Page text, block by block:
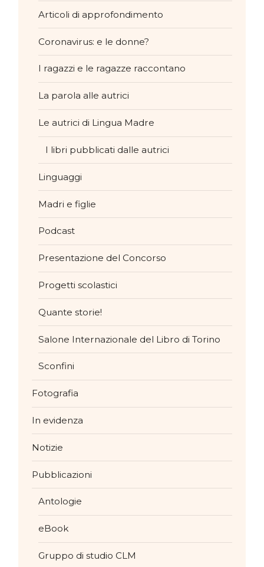
Articoli di approfondimento
Coronavirus: e le donne?
I ragazzi e le ragazze raccontano
La parola alle autrici
Le autrici di Lingua Madre
I libri pubblicati dalle autrici
Linguaggi
Madri e figlie
Podcast
Presentazione del Concorso
Progetti scolastici
Quante storie!
Salone Internazionale del Libro di Torino
Sconfini
Fotografia
In evidenza
Notizie
Pubblicazioni
Antologie
eBook
Gruppo di studio CLM